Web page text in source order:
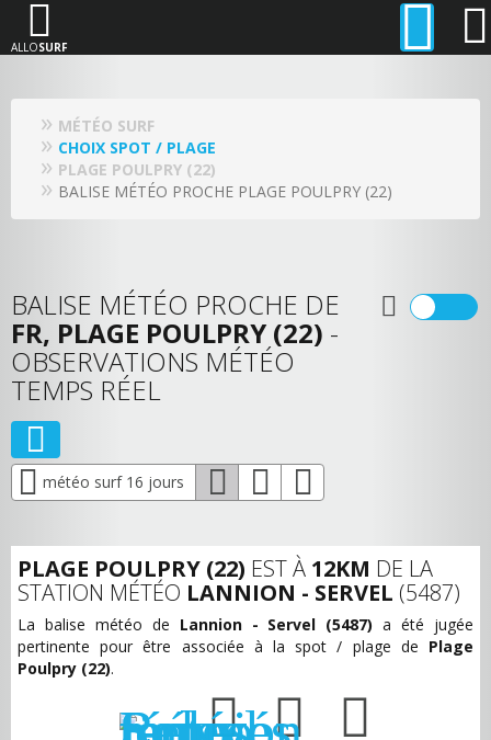
ALLOSURF
MÉTÉO SURF
CHOIX SPOT / PLAGE
PLAGE POULPRY (22)
BALISE MÉTÉO PROCHE PLAGE POULPRY (22)
BALISE MÉTÉO PROCHE DE
FR, PLAGE POULPRY (22) -
OBSERVATIONS MÉTÉO
TEMPS RÉEL
météo surf 16 jours
PLAGE POULPRY (22) EST À 12KM DE LA
STATION MÉTÉO LANNION - SERVEL (5487)
La balise météo de Lannion - Servel (5487) a été jugée
pertinente pour être associée à la spot / plage de Plage
Poulpry (22).